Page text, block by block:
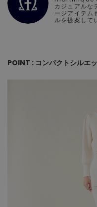
カジュアルな
ージアイテム
ルを提案して
POINT : コンパクトシルエ